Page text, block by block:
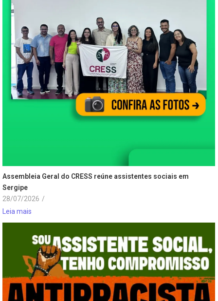
Assembleia Geral do CRESS reúne assistentes sociais em
Sergipe
28/07/2026 /
Leia mais